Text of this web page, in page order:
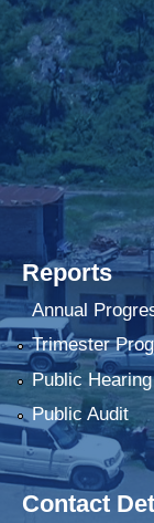
Reports
Annual
Trimester
Public Hearing
Public Audit
Contact